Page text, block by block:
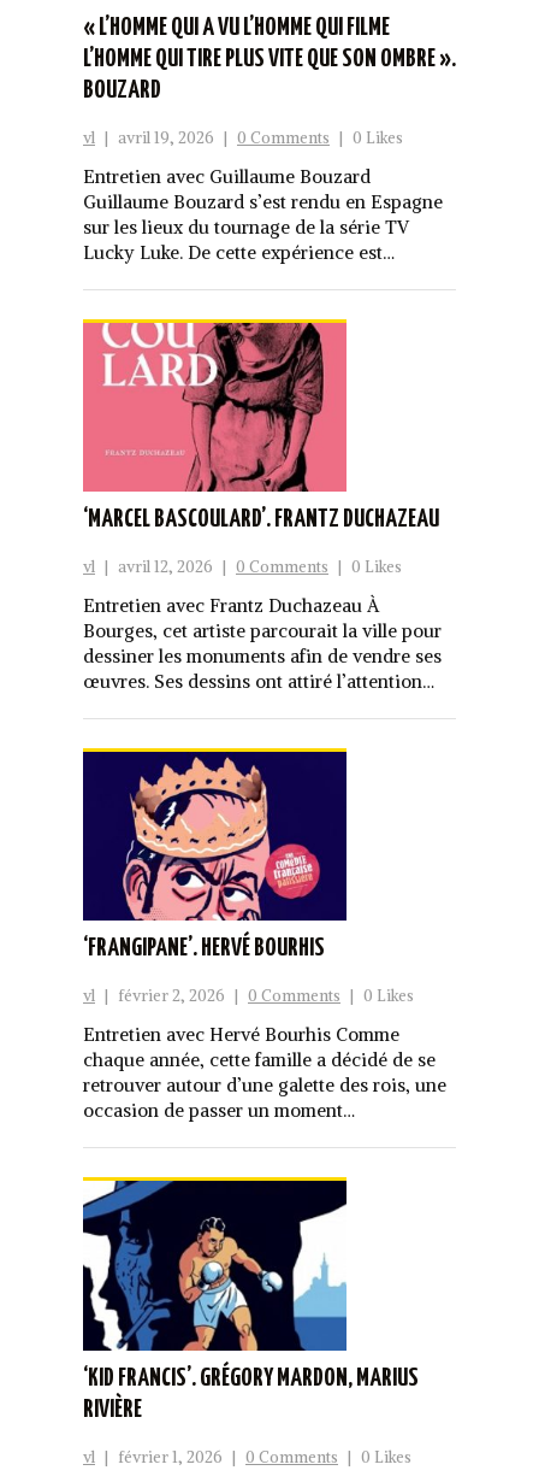
« L’HOMME QUI A VU L’HOMME QUI FILME
L’HOMME QUI TIRE PLUS VITE QUE SON OMBRE ».
BOUZARD
vl | avril 19, 2026 | 0 Comments | 0 Likes
Entretien avec Guillaume Bouzard
Guillaume Bouzard s’est rendu en Espagne
sur les lieux du tournage de la série TV
Lucky Luke. De cette expérience est…
‘MARCEL BASCOULARD’. FRANTZ DUCHAZEAU
vl | avril 12, 2026 | 0 Comments | 0 Likes
Entretien avec Frantz Duchazeau À
Bourges, cet artiste parcourait la ville pour
dessiner les monuments afin de vendre ses
œuvres. Ses dessins ont attiré l’attention…
‘FRANGIPANE’. HERVÉ BOURHIS
vl février 2, 2026 0 Comments 0 Likes
Entretien avec Hervé Bourhis Comme
chaque année, cette famille a décidé de se
retrouver autour d’une galette des rois, une
occasion de passer un moment…
‘KID FRANCIS’. GRÉGORY MARDON, MARIUS
RIVIÈRE
vl | février 1, 2026 | 0 Comments | 0 Likes